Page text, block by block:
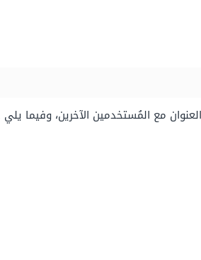
مع المُستخدمين الآخرين، وفيما